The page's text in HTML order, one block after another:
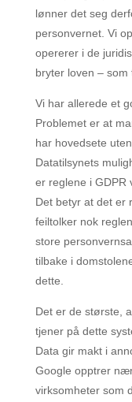
lønner det seg
personvernet. Vi
opererer i de
bryter loven – som
Vi har allerede et
Problemet er at
har hovedsete
Datatilsynets
er reglene i GDPR
Det betyr at det er
feiltolker nok
store
tilbake i
dette.
Det er de største,
tjener på dette
Data gir makt i
Google opptrer
virksomheter som